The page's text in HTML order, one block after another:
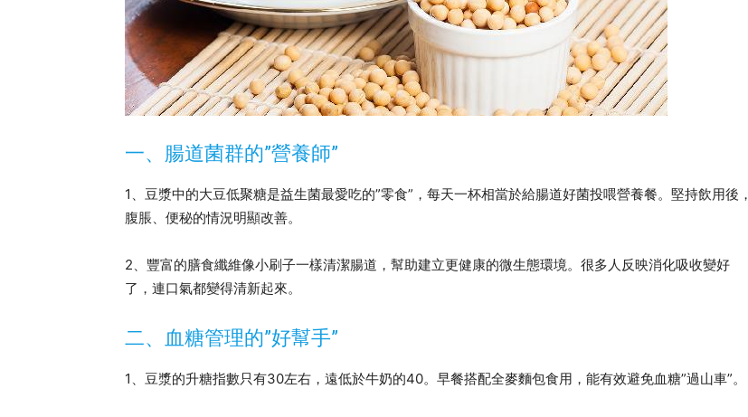
一、腸道菌群的”營養師”
1、豆漿中的大豆低聚糖是益生菌最愛吃的”零食”，每天一杯相當於給腸道好菌投喂營養餐。堅持飲用後，
腹脹、便秘的情況明顯改善。
2、豐富的膳食纖維像小刷子一樣清潔腸道，幫助建立更健康的微生態環境。很多人反映消化吸收變好
了，連口氣都變得清新起來。
二、血糖管理的”好幫手”
1、豆漿的升糖指數只有30左右，遠低於牛奶的40。早餐搭配全麥麵包食用，能有效避免血糖”過山車”。